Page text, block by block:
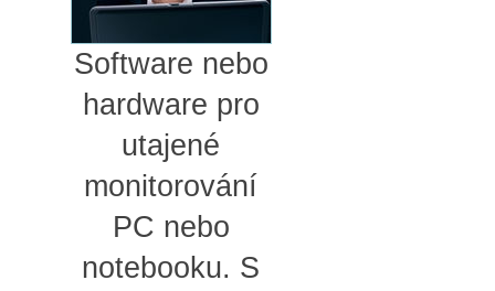
Software nebo
hardware pro
utajené
monitorování
PC nebo
notebooku. S